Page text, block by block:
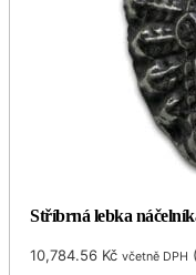
Stříbrná lebka
10,784.56 Kč včetně DPH